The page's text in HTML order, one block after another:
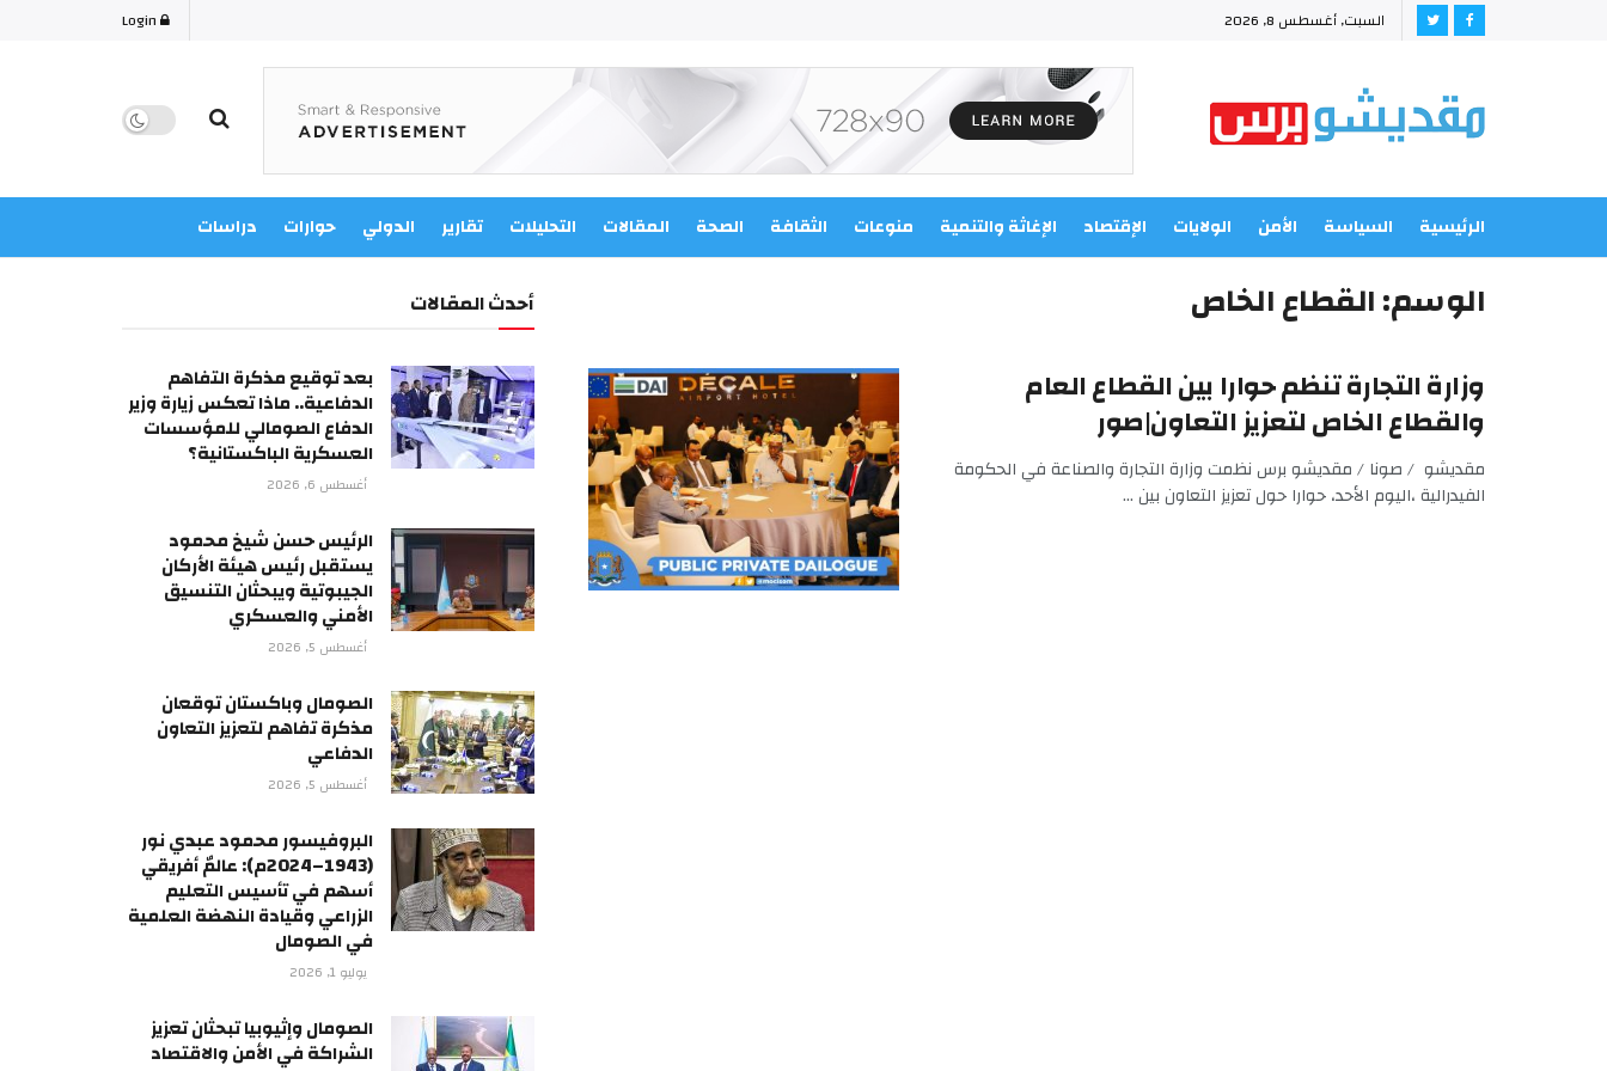
السبت, أغسطس 8, 2026
الرئيسية السياسة الأمن الولايات الإقتصاد الإغاثة والتنمية منوعات الثقافة الصحة المقالات التحليلات تقارير الدولي حوارات دراسات
الوسم:القطاع الخاص
وزارة التجارة تنظم حوارا بين القطاع العام
والقطاع الخاص لتعزيز التعاون|صور
مقديشو / صونا / مقديشو برس نظمت وزارة التجارة والصناعة في الحكومة
الفيدرالية ،اليوم الأحد، حوارا حول تعزيز التعاون بين ...
أحدث المقالات
بعد توقيع مذكرة التفاهم
الدفاعية.. ماذا تعكس زيارة وزير
الدفاع الصومالي للمؤسسات
العسكرية الباكستانية؟
أغسطس 6, 2026
الرئيس حسن شيخ محمود
يستقبل رئيس هيئة الأركان
الجيبوتية ويبحثان التنسيق
الأمني والعسكري
أغسطس 5, 2026
الصومال وباكستان توقعان
مذكرة تفاهم لتعزيز التعاون
الدفاعي
أغسطس 5, 2026
البروفيسور محمود عبدي نور
(1943–2024م): عالمٌ أفريقي
أسهم في تأسيس التعليم
الزراعي وقيادة النهضة العلمية
في الصومال
يوليو 1, 2026
الصومال وإثيوبيا تبحثان تعزيز
الشراكة في الأمن والاقتصاد